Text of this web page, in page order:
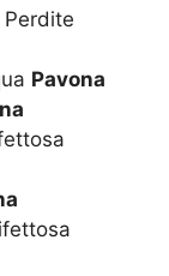
Pavona